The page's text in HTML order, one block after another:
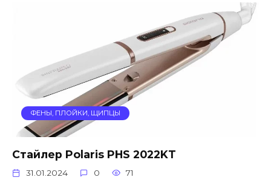
ФЕНЫ, ПЛОЙКИ, ЩИПЦЫ
Стайлер Polaris PHS 2022KT
31.01.2024 0 71